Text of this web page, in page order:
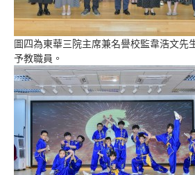
圖四為東華三院主席兼名譽校監韋浩文先
予教職員。